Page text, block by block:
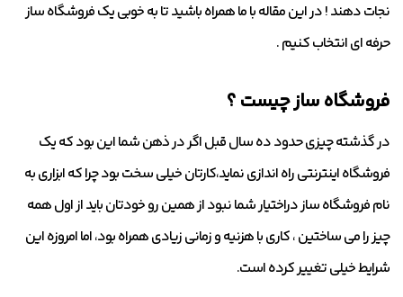
نجات دهند ! در این مقاله با ما همراه باشید تا به خوبی یک فروشگاه ساز
حرفه ای انتخاب کنیم .
فروشگاه ساز چیست ؟
در گذشته چیزی حدود ده سال قبل اگر در ذهن شما این بود که یک
فروشگاه اینترنتی راه اندازی نماید،کارتان خیلی سخت بود چرا که ابزاری به
نام فروشگاه ساز دراختیار شما نبود از همین رو خودتان باید از اول همه
چیز را می ساختین ، کاری با هزنیه و زمانی زیادی همراه بود، اما امروزه این
شرایط خیلی تغییر کرده است.